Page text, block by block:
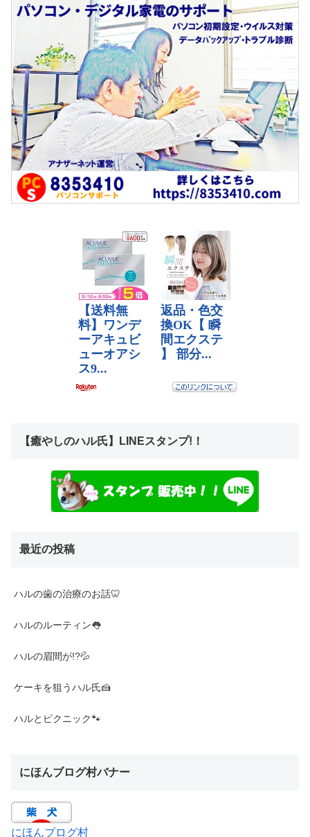
【癒やしのハル氏】LINEスタンプ!！
最近の投稿
ハルの歯の治療のお話🦷
ハルのルーティン👅
ハルの眉間が!?💦
ケーキを狙うハル氏🍰
ハルとピクニック🐾
にほんブログ村バナー
にほんブログ村